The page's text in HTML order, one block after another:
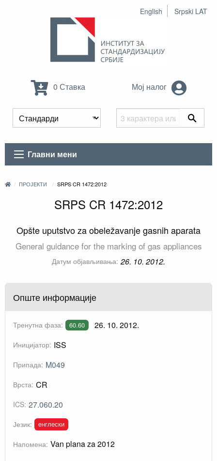
English Srpski LAT
0 Ставка Мој налог
Главни мени
ПРОЈЕКТИ SRPS CR 1472:2012
SRPS CR 1472:2012
Opšte uputstvo za obeležavanje gasnih aparata
General guidance for the marking of gas appliances
Датум објављивања: 26. 10. 2012.
Опште информације
Тренутна фаза: 60.60 26. 10. 2012.
Иницијатор: ISS
Припада: M049
Врста: CR
ICS: 27.060.20
Језик: енглески
Напомена: Van plana za 2012